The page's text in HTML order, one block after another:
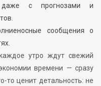
даже с прогнозами и
сообщения о
утро ждут свежий
времени — сразу
то ценит детальность: не